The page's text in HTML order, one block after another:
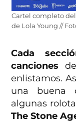
Cartel completo
de Lola Young //
Cada
canciones
enlistamos.
una buena
algunas
The Stone